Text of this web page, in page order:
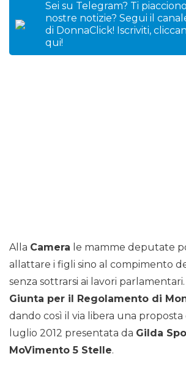
Sei su Telegram? Ti
nostre notizie? Segui il
di DonnaClick! Iscriviti,
qui!
Alla Camera le mamme deputate
allattare i figli sino al compimento
senza sottrarsi ai lavori
Giunta per il Regolamento di
dando così il via libera una proposta
luglio 2012 presentata da Gilda
MoVimento 5 Stelle.